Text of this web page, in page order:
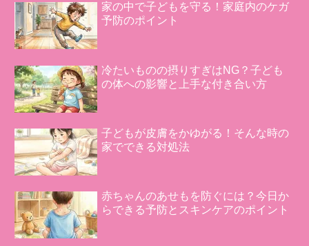
家の中で子どもを守る！家庭内のケガ
予防のポイント
冷たいものの摂りすぎはNG？子ども
の体への影響と上手な付き合い方
子どもが皮膚をかゆがる！そんな時の
家でできる対処法
赤ちゃんのあせもを防ぐには？今日か
らできる予防とスキンケアのポイント